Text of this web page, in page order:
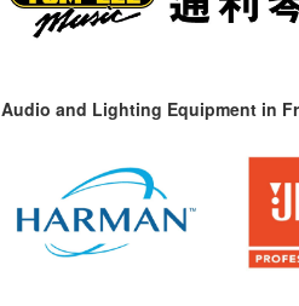
Audio and Lighting Equipment in